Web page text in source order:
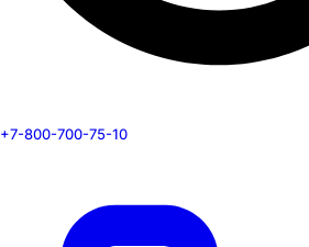
+7-800-700-75-10